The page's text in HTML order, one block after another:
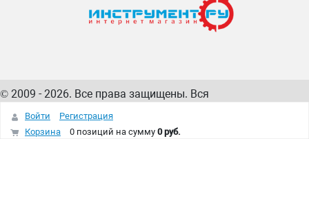
© 2009 - 2026. Все права защищены. Вся
информация на сайте – собственность
интернет-магазина
Войти
Регистрация
Корзина
0 позиций на сумму 0 руб.